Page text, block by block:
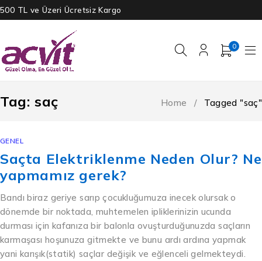
500 TL ve Üzeri Ücretsiz Kargo
0
Tag: saç Home / Tagged "saç"
GENEL
Saçta Elektriklenme Neden Olur? Ne
yapmamız gerek?
Bandı biraz geriye sarıp çocukluğumuza inecek olursak o
dönemde bir noktada, muhtemelen ipliklerinizin ucunda
durması için kafanıza bir balonla ovuşturduğunuzda saçların
karmaşası hoşunuza gitmekte ve bunu ardı ardına yapmak
yani karışık(statik) saçlar değişik ve eğlenceli gelmekteydi.